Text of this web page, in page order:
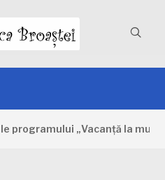
„Vacanță la muzeu”